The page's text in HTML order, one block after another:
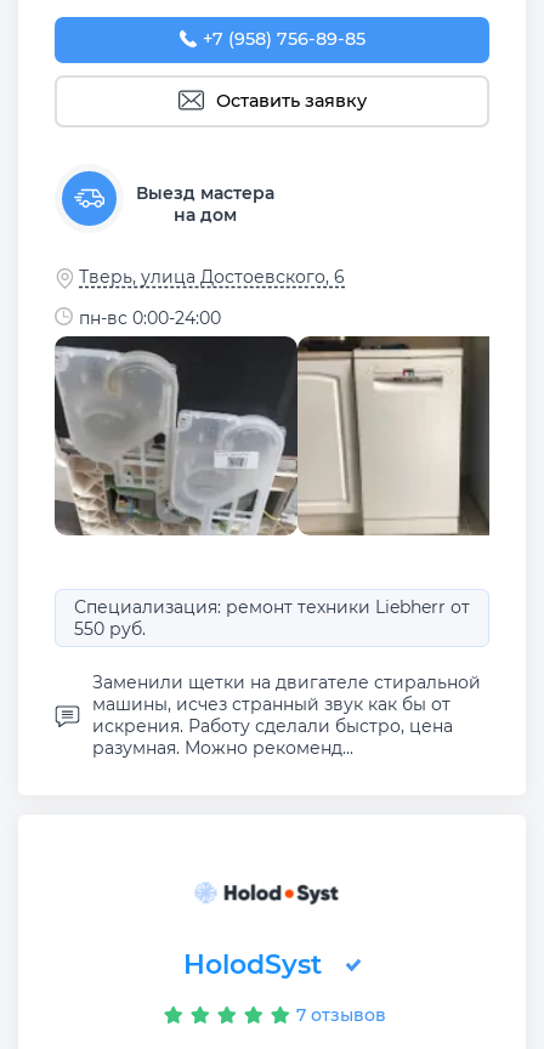
+7 (958) 756-89-85
Оставить заявку
Выезд мастера
на дом
Тверь, улица Достоевского, 6
пн-вс 0:00-24:00
Специализация: ремонт техники Liebherr от
550 руб.
Заменили щетки на двигателе стиральной
машины, исчез странный звук как бы от
искрения. Работу сделали быстро, цена
разумная. Можно рекоменд...
HolodSyst
7 отзывов